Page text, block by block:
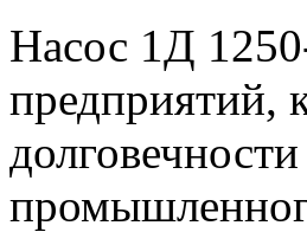
Насос 1Д
предприятий,